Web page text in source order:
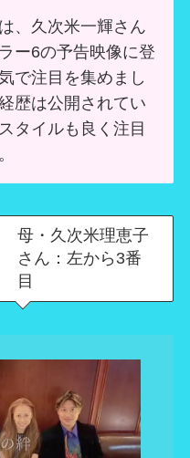
、久次米一輝さん
ー6の予告映像に登
で注目を集めまし
歴は公開されてい
タイルも良く注目
母・久次米理恵子
さん：左から3番
目